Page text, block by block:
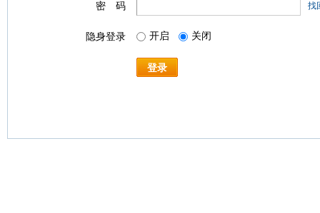
密 码 找
隐身登录 开启 关闭
登录